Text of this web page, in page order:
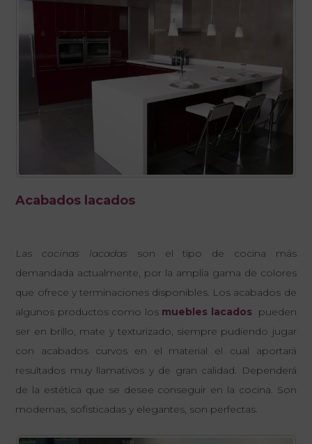
Acabados lacados
Las cocinas lacadas son el tipo de cocina más
demandada actualmente, por la amplia gama de colores
que ofrece y terminaciones disponibles. Los acabados de
algunos productos como los muebles lacadospueden
ser en brillo, mate y texturizado, siempre pudiendo jugar
con acabados curvos en el material el cual aportará
resultados muy llamativos y de gran calidad. Dependerá
de la estética que se desee conseguir en la cocina. Son
modernas, sofisticadas y elegantes, son perfectas.